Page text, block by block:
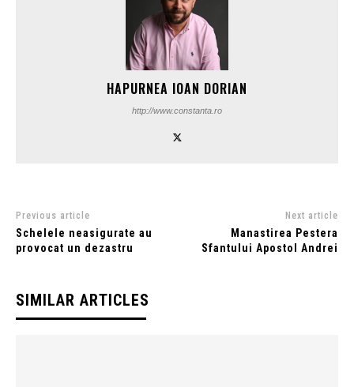
HAPURNEA IOAN DORIAN
http://www.constanta.ro
Previous article
Schelele neasigurate au
provocat un dezastru
Next article
Manastirea Pestera
Sfantului Apostol Andrei
SIMILAR ARTICLES